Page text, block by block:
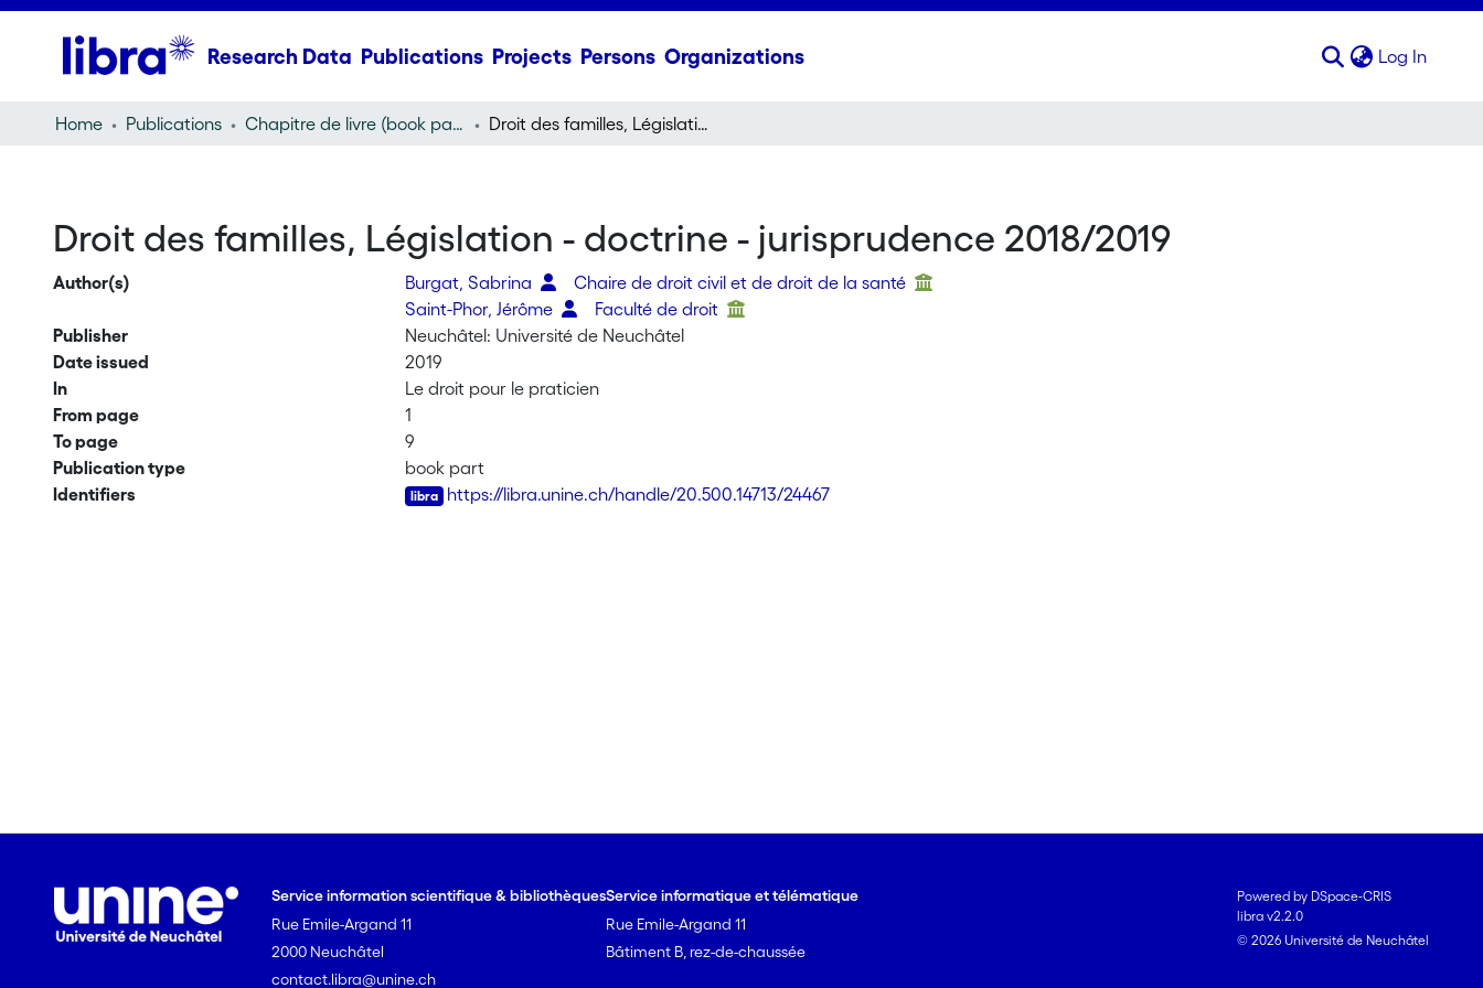
Research Data Publications Projects Persons Organizations Log In
Home Publications Chapitre de livre (book part) Droit des familles, Législation - doctrine - jurisprudence 2018/2019
Droit des familles, Législation - doctrine - jurisprudence 2018/2019
Author(s) Burgat, Sabrina
Chaire de droit civil et de droit de la santé
Saint-Phor, Jérôme
Faculté de droit
Publisher
Neuchâtel: Université de Neuchâtel
Date issued
2019
In
Le droit pour le praticien
From page
1
To page
9
Publication type
book part
Identifiers
https://libra.unine.ch/handle/20.500.14713/24467
Service information scientifique & bibliothèques
Rue Emile-Argand 11
2000 Neuchâtel
contact.libra@unine.ch
Service informatique et télématique
Rue Emile-Argand 11
Bâtiment B, rez-de-chaussée
Powered by DSpace-CRIS
libra v2.2.0
© 2026 Université de Neuchâtel